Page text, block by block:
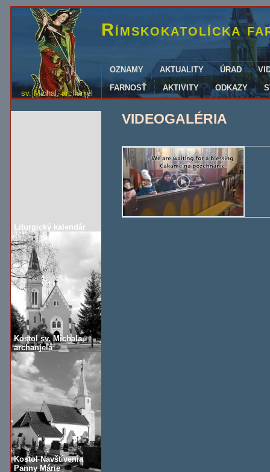
Rímskokatolícka
OZNAMY AKTUALITY ÚRAD
FARNOSŤ
AKTIVITY ODKAZY
sv. Michal, archanjel
Liturgický kalendár
Kostol sv. Michala,
archanjela
Kostol Navštívenia
Panny Márie
VIDEOGALÉRIA